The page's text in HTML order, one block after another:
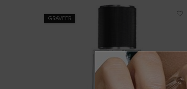
GRAVEER